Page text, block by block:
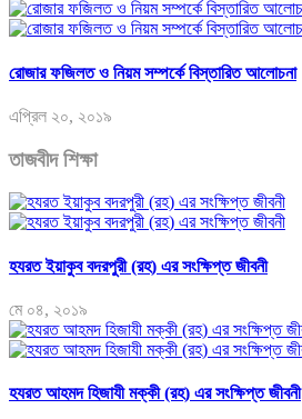
রোজার ফজিলত ও নিয়ম সম্পর্কে বিস্তারিত আলোচনা
এপ্রিল ২০, ২০১৯
তাজবীদ শিক্ষা
হযরত ইয়াকুব বদরপুরী (রহ) এর সংক্ষিপ্ত জীবনী
মে ০৪, ২০১৯
হযরত আহমদ হিজাযী মক্কী (রহ) এর সংক্ষিপ্ত জীবনী